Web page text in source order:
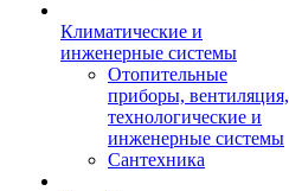
Климатические и
инженерные системы
Отопительные
приборы, вентиляция,
технологические и
инженерные системы
Сантехника